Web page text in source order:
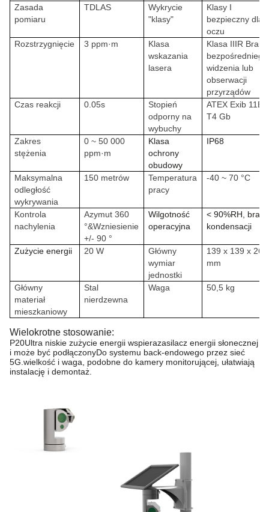
Zasada
pomiaru
TDLAS
Wykrycie
"klasy"
Klasy I
bezpieczny dla
oczu
Rozstrzygnięcie
3 ppm·m
Klasa
wskazania
lasera
Klasa IIIR Brak
bezpośredniego
widzenia lub
obserwacji
przyrządów
Czas reakcji
0.05s
Stopień
odporny na
wybuchy
ATEX Exib 11B
T4 Gb
Zakres
stężenia
0 ~ 50 000
ppm·m
Klasa
ochrony
obudowy
IP68
Maksymalna
odległość
wykrywania
150 metrów
Temperatura
pracy
-40 ~ 70 °C
Kontrola
nachylenia
Azymut 360
°&Wzniesienie
+/- 90 °
Wilgotność
operacyjna
< 90%RH, brak
kondensacji
Zużycie energii 20 W
Główny
wymiar
jednostki
139 x 139 x 263
mm
Główny
materiał
mieszkaniowy
Stal
nierdzewna
Waga 50,5 kg
Wielokrotne stosowanie:
P20Ultra niskie zużycie energii wspierazasilacz energii słonecznej
i może być podłączonyDo systemu back-endowego przez sieć
5G. wielkość i waga, podobne do kamery monitorującej, ułatwiają
instalację i demontaż.